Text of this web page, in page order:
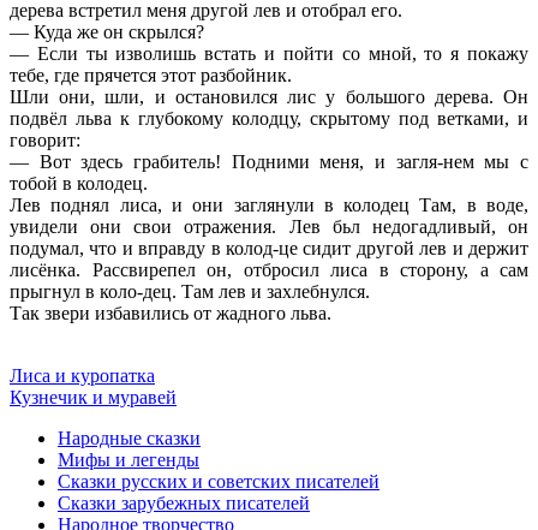
дерева встретил меня другой лев и отобрал его.
— Куда же он скрылся?
— Если ты изволишь встать и пойти со мной, то я покажу
тебе, где прячется этот разбойник.
Шли они, шли, и остановился лис у большого дерева. Он
подвёл льва к глубокому колодцу, скрытому под ветками, и
говорит:
— Вот здесь грабитель! Подними меня, и загля-нем мы с
тобой в колодец.
Лев поднял лиса, и они заглянули в колодец Там, в воде,
увидели они свои отражения. Лев бьл недогадливый, он
подумал, что и вправду в колод-це сидит другой лев и держит
лисёнка. Рассвирепел он, отбросил лиса в сторону, а сам
прыгнул в коло-дец. Там лев и захлебнулся.
Так звери избавились от жадного льва.
Лиса и куропатка
Кузнечик и муравей
Народные сказки
Мифы и легенды
Сказки русских и советских писателей
Сказки зарубежных писателей
Народное творчество